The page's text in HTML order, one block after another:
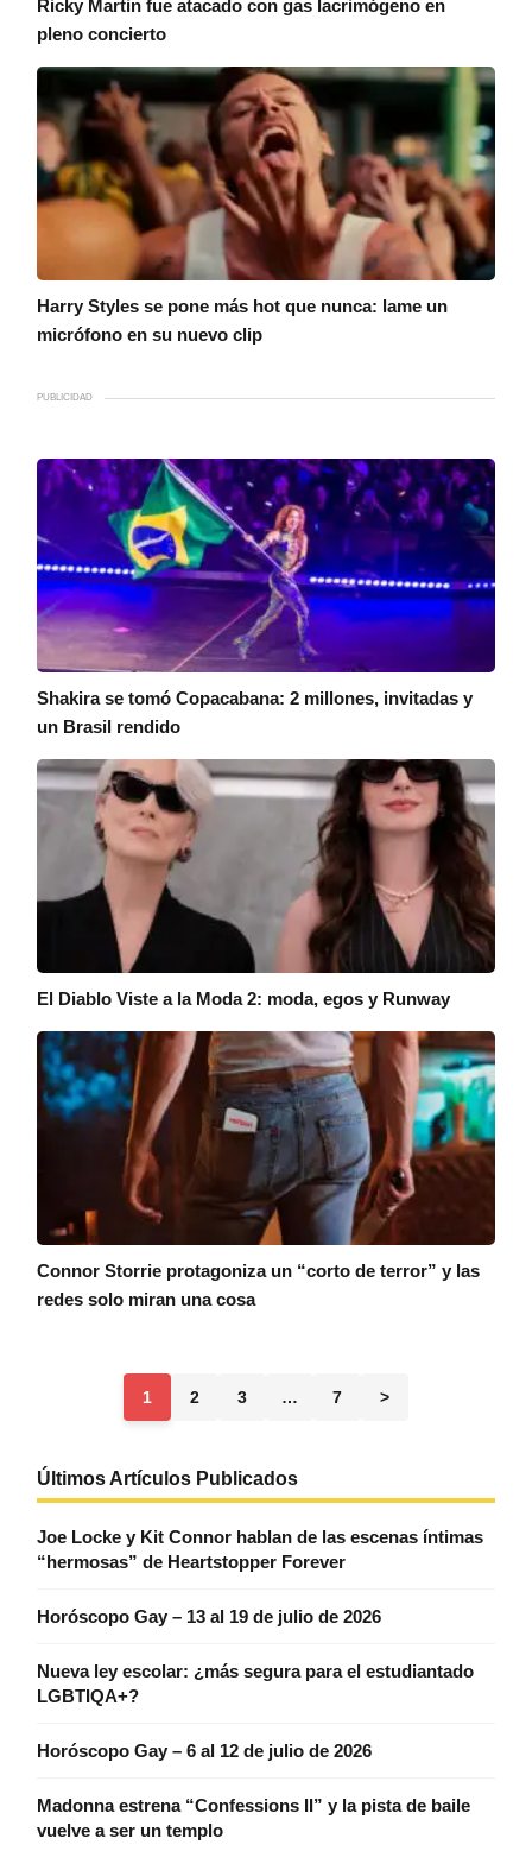
Ricky Martin fue atacado con gas lacrimógeno en
pleno concierto
Harry Styles se pone más hot que nunca: lame un
micrófono en su nuevo clip
PUBLICIDAD
Shakira se tomó Copacabana: 2 millones, invitadas y
un Brasil rendido
El Diablo Viste a la Moda 2: moda, egos y Runway
Connor Storrie protagoniza un “corto de terror” y las
redes solo miran una cosa
1 2 3 … 7 >
Últimos Artículos Publicados
Joe Locke y Kit Connor hablan de las escenas íntimas
“hermosas” de Heartstopper Forever
Horóscopo Gay – 13 al 19 de julio de 2026
Nueva ley escolar: ¿más segura para el estudiantado
LGBTIQA+?
Horóscopo Gay – 6 al 12 de julio de 2026
Madonna estrena “Confessions II” y la pista de baile
vuelve a ser un templo